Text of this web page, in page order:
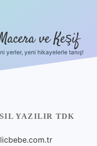
ve Keşif
yerler, yeni hikayelerle tanış!
YAZILIR TDK